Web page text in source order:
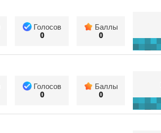
Голосов
0
Баллы
0
Голосов
0
Баллы
0